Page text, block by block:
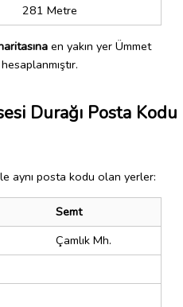
281 Metre
en yakın yer Ümmet
Durağı Posta Kodu
aynı posta kodu olan yerler:
Semt
Çamlık Mh.